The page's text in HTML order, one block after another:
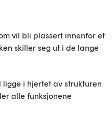
vil bli plassert innenfor et
skiller seg ut i de lange
i hjertet av strukturen
alle funksjonene